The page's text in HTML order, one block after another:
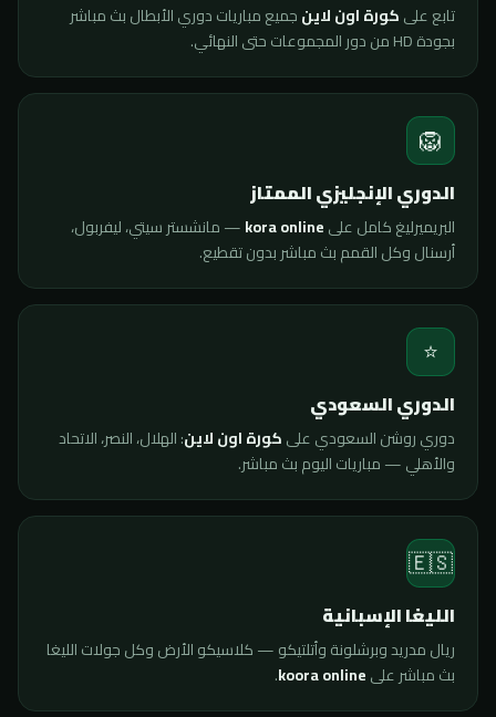
تابع علىكورة اون لاينجميع مباريات دوري الأبطال بث مباشر
بجودة HD من دور المجموعات حتى النهائي.
🦁
الدوري الإنجليزي الممتاز
البريميرليغ كامل علىkora online— مانشستر سيتي، ليفربول،
أرسنال وكل القمم بث مباشر بدون تقطيع.
⭐
الدوري السعودي
دوري روشن السعودي علىكورة اون لاين: الهلال، النصر، الاتحاد
والأهلي — مباريات اليوم بث مباشر.
🇪🇸
الليغا الإسبانية
ريال مدريد وبرشلونة وأتلتيكو — كلاسيكو الأرض وكل جولات الليغا
بث مباشر علىkoora online
.